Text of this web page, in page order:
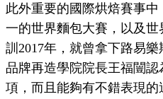
此外重要的國際烘焙賽事
一的世界麵包大賽，以及
訓2017年，就曾拿下路易樂
品牌再造學院院長王福闓
項，而且能夠有不錯表現